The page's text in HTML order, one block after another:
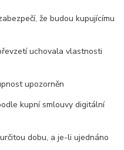
že budou kupujícímu
uchovala vlastnosti
upozorněn
kupní smlouvy digitální
dobu, a je-li ujednáno